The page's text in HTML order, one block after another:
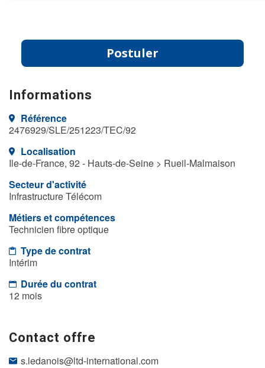
Postuler
Informations
Référence
2476929/SLE/251223/TEC/92
Localisation
Ile-de-France, 92 - Hauts-de-Seine > Rueil-Malmaison
Secteur d'activité
Infrastructure Télécom
Métiers et compétences
Technicien fibre optique
Type de contrat
Intérim
Durée du contrat
12 mois
Contact offre
s.ledanois@ltd-international.com